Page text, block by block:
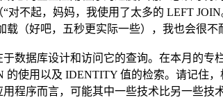
不起，妈妈，我使用了太多的 LEFT
（好吧，五秒更实际一些），我也会很不
数据库设计和访问它的查询。在本月的专
的使用以及 IDENTITY 值的检索。请记住
程序而言，可能其中一些技术比另一些技